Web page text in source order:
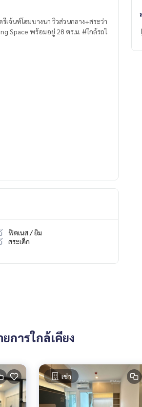
Space พร้อมอยู่ 28 ตร.ม. #ใกล้รถไ
ฟิตเนส / ยิม
สระเด็ก
ยการใกล้เคียง
เช่า